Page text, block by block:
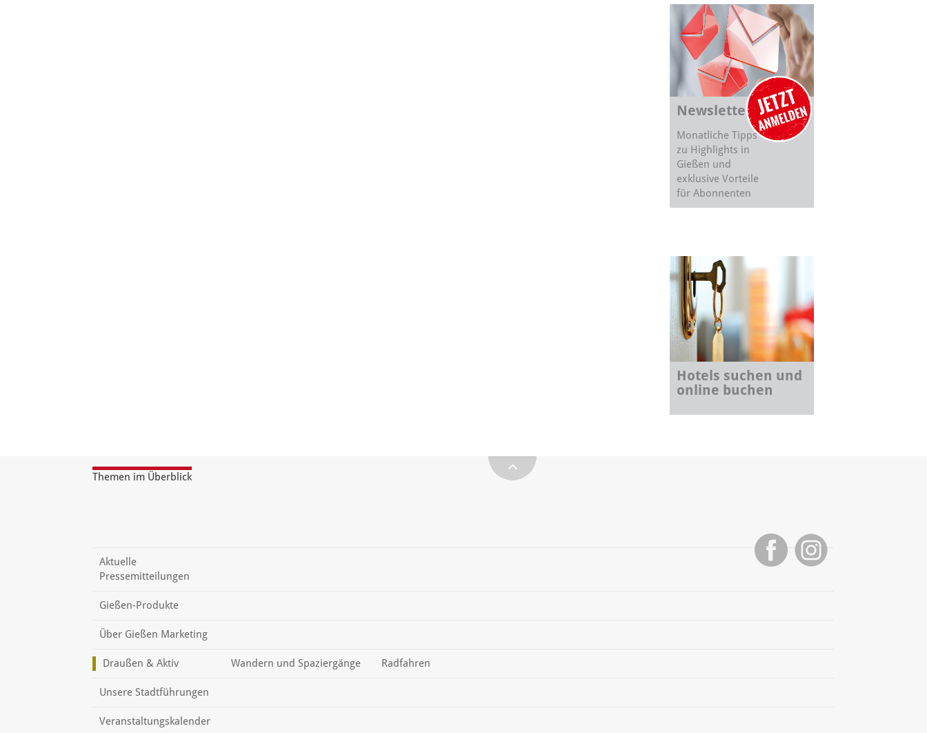
Newsletter
Monatliche Tipps
zu Highlights in
Gießen und
exklusive Vorteile
für Abonnenten
Hotels suchen und
online buchen
Themen im Überblick
Aktuelle
Pressemitteilungen
Gießen-Produkte
Über Gießen Marketing
Draußen & Aktiv Wandern und Spaziergänge Radfahren
Unsere Stadtführungen
Veranstaltungskalender